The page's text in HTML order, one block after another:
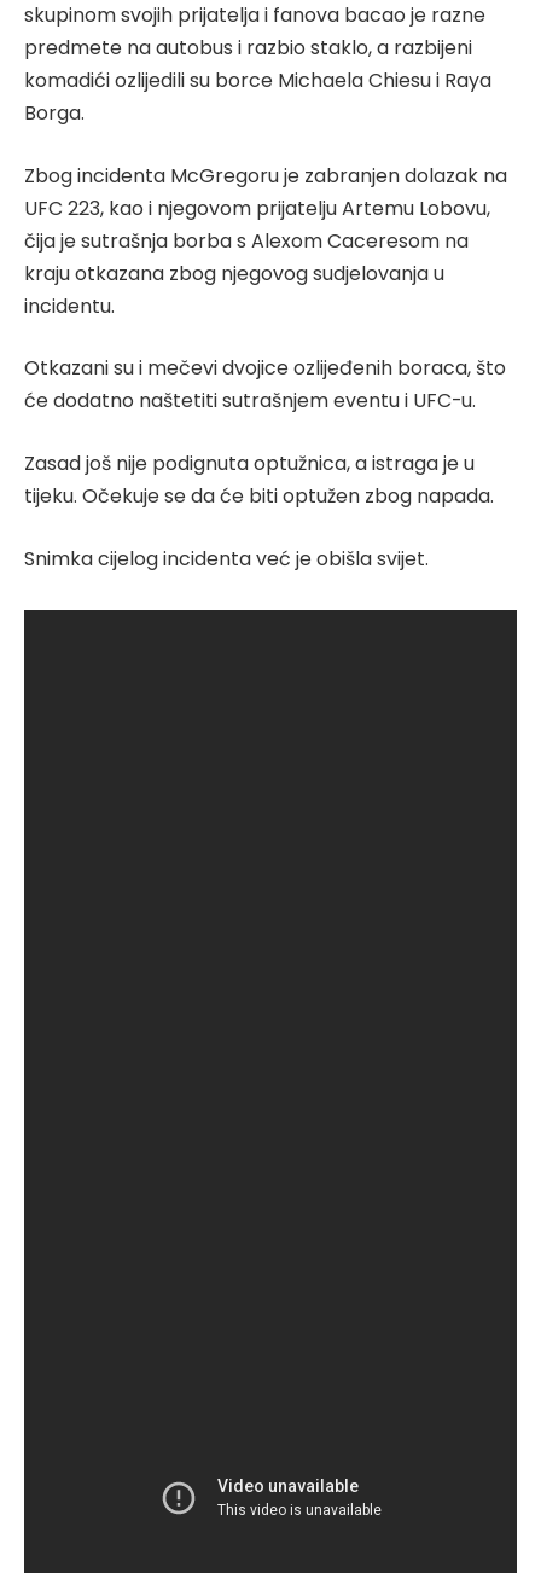
skupinom svojih prijatelja i fanova bacao je razne
predmete na autobus i razbio staklo, a razbijeni
komadići ozlijedili su borce Michaela Chiesu i Raya
Borga.
Zbog incidenta McGregoru je zabranjen dolazak na
UFC 223, kao i njegovom prijatelju Artemu Lobovu,
čija je sutrašnja borba s Alexom Caceresom na
kraju otkazana zbog njegovog sudjelovanja u
incidentu.
Otkazani su i mečevi dvojice ozlijeđenih boraca, što
će dodatno naštetiti sutrašnjem eventu i UFC-u.
Zasad još nije podignuta optužnica, a istraga je u
tijeku. Očekuje se da će biti optužen zbog napada.
Snimka cijelog incidenta već je obišla svijet.